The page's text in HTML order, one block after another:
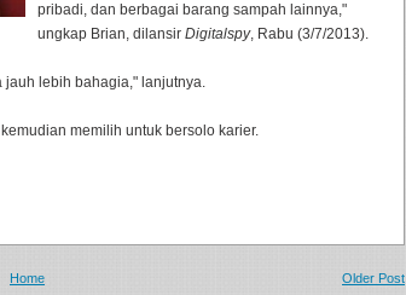
pribadi, dan berbagai barang sampah lainnya,"
ungkap Brian, dilansir Digitalspy, Rabu (3/7/2013).
jauh lebih bahagia," lanjutnya.
memilih untuk bersolo karier.
Older Post
Home